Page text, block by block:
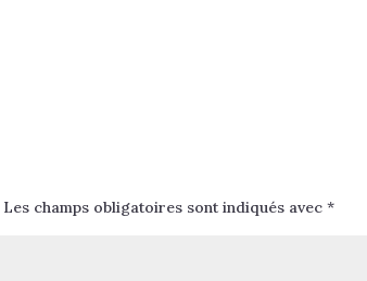
Les champs obligatoires sont indiqués avec*